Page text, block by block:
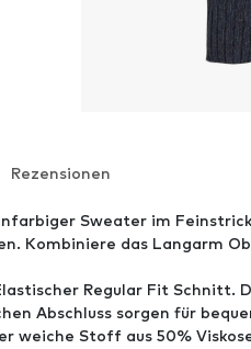
Rezensionen
Sweater im
Kombiniere das Langarm
Regular Fit Schnitt.
Abschluss sorgen für
weiche Stoff aus 50%